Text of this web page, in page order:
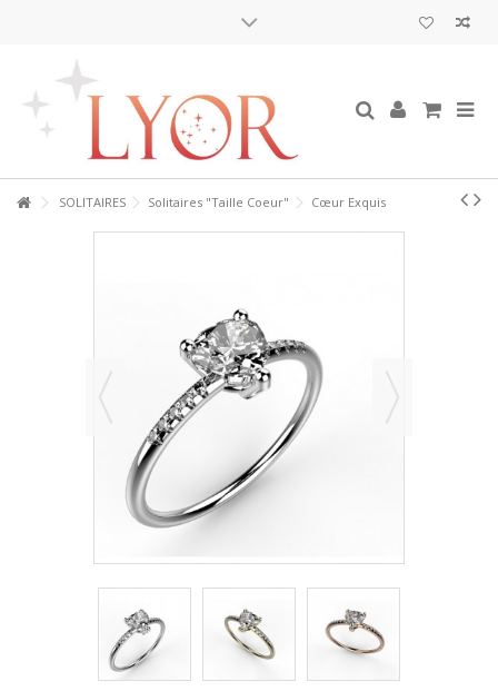
SOLITAIRES Solitaires "Taille Coeur" Cœur Exquis